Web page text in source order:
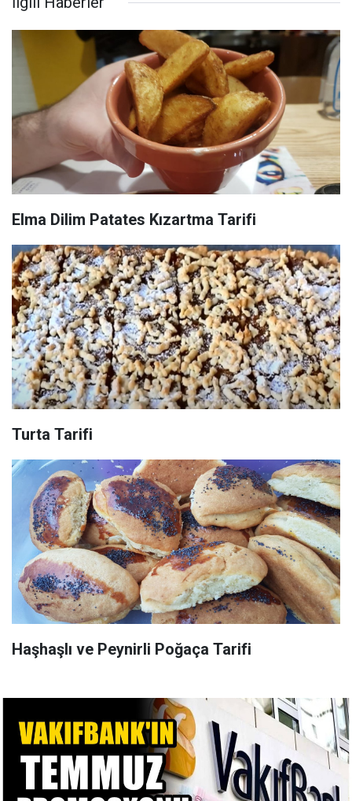
Elma Dilim Patates Kızartma Tarifi
Turta Tarifi
Haşhaşlı ve Peynirli Poğaça Tarifi